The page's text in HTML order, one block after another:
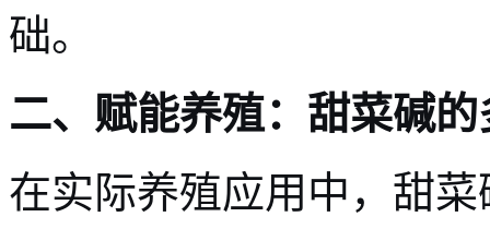
础。
二、赋能养殖：甜菜碱
在实际养殖应用中，甜